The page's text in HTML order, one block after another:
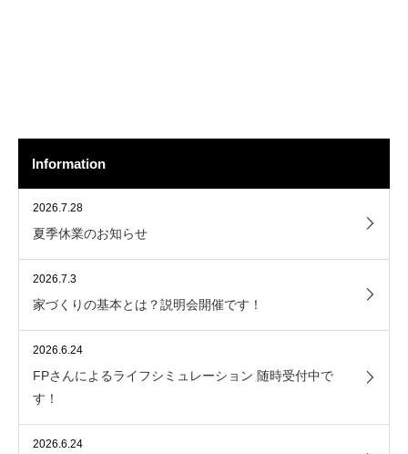
Information
2026.7.28
夏季休業のお知らせ
2026.7.3
家づくりの基本とは？説明会開催です！
2026.6.24
FPさんによるライフシミュレーション 随時受付中で
す！
2026.6.24